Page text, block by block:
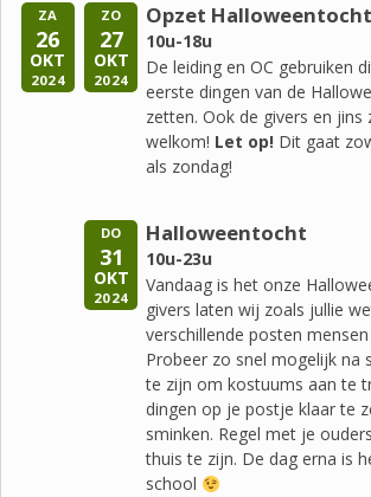
ZA
26
OKT
2024
ZO
27
OKT
2024
Opzet Halloweentocht
10u-18u
De leiding en OC gebruiken
eerste dingen van de
zetten. Ook de givers en jins
welkom! Let op! Dit gaat
als zondag!
DO
31
OKT
2024
Halloweentocht
10u-23u
Vandaag is het onze
givers laten wij zoals jullie
verschillende posten
Probeer zo snel mogelijk na
te zijn om kostuums aan te
dingen op je postje klaar te
sminken. Regel met je
thuis te zijn. De dag erna is
school